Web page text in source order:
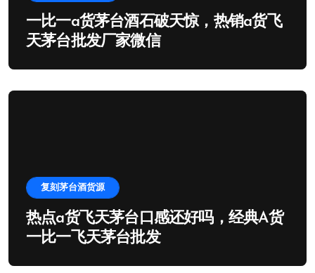
一比一a货茅台酒石破天惊，热销a货飞
天茅台批发厂家微信
复刻茅台酒货源
热点a货飞天茅台口感还好吗，经典A货
一比一飞天茅台批发